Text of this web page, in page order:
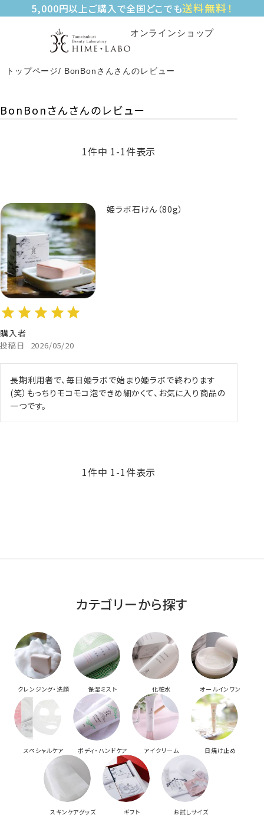
5,000円以上ご購入で全国どこでも送料無料！
オンラインショップ
トップページ BonBonさんさんのレビュー
BonBonさんさんのレビュー
1件中 1-1件表示
姫ラボ石けん（80g）
購入者
投稿日 2026/05/20
長期利用者で、毎日姫ラボで始まり姫ラボで終わります
(笑）もっちりモコモコ泡できめ細かくて、お気に入り商品の
一つです。
1件中 1-1件表示
カテゴリーから探す
クレンジング・洗顔 保湿ミスト 化粧水 オールインワン
スペシャルケア ボディ・ハンドケア アイクリーム 日焼け止め
スキンケアグッズ ギフト お試しサイズ